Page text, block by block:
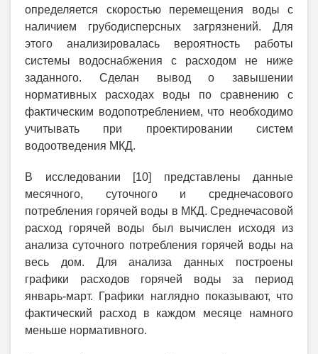
определяется скоростью перемещения воды с
наличием грубодисперсных загрязнений. Для
этого анализировалась вероятность работы
системы водоснабжения с расходом не ниже
заданного. Сделан вывод о завышении
нормативных расходах воды по сравнению с
фактическим водопотреблением, что необходимо
учитывать при проектировании систем
водоотведения МКД.
В исследовании [10] представлены данные
месячного, суточного и среднечасового
потребления горячей воды в МКД. Среднечасовой
расход горячей воды был вычислен исходя из
анализа суточного потребления горячей воды на
весь дом. Для анализа данных построены
графики расходов горячей воды за период
январь-март. Графики наглядно показывают, что
фактический расход в каждом месяце намного
меньше нормативного.